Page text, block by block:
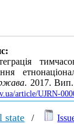
. 2017.
article/UJRN-
state /